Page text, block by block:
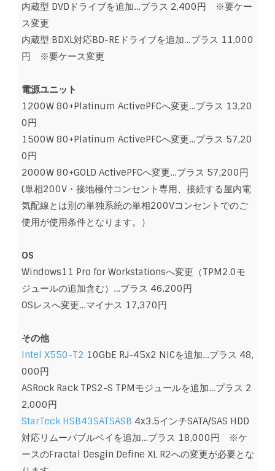
内蔵型 DVDドライブを追加…プラス 2,400円 ※要ケー
ス変更
内蔵型 BDXL対応BD-REドライブを追加…プラス 11,000
円 ※要ケース変更
電源ユニット
1200W 80+Platinum ActivePFCへ変更…プラス 13,20
0円
1500W 80+Platinum ActivePFCへ変更…プラス 57,20
0円
2000W 80+GOLD ActivePFCへ変更…プラス 57,200円
(単相200V・接地極付コンセント専用、接続する屋内電
気配線とは別の単独系統の単相200Vコンセントでのご
使用が使用条件となります。）
OS
Windows11 Pro for Workstationsへ変更（TPM2.0モ
ジュールの追加含む）…プラス 46,200円
OSレスへ変更…マイナス 17,370円
その他
Intel X550-T2 10GbE RJ-45x2 NICを追加…プラス 48,
000円
ASRock Rack TPS2-S TPMモジュールを追加…プラス 2
2,000円
StarTeck HSB43SATSASB 4x3.5インチSATA/SAS HDD
対応リムーバブルベイを追加…プラス 18,000円 ※ケ
ースのFractal Desgin Define XL R2への変更が必要とな